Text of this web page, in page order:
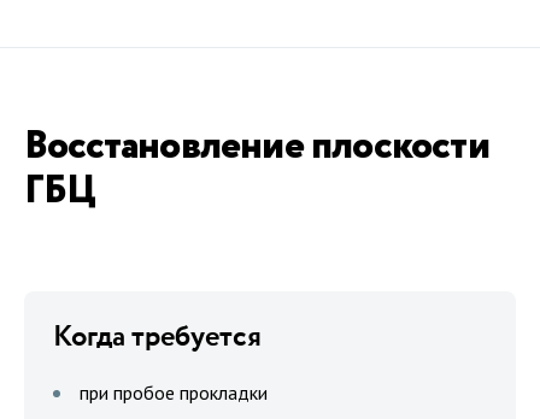
Восстановление плоскости
ГБЦ
Когда требуется
при пробое прокладки